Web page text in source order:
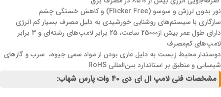
نور بدون لرزش و سوسو (Flicker Free) و کاهش خستگی چشم
سازگاری با سیستم‌های روشنایی خورشیدی به دلیل مصرف بسیار کم انرژی
دارای طول عمر بیش از25000 ساعت، 25 برابر لامپ‌های رشته‌ای و 3 برابر
لامپ‌های کم‌مصرف
دوستدار محیط زیست به دلیل عاری بودن از مواد سمی جیوه، سرب و گازهای
شیمیایی و منطبق بر استاندارد بین‌المللی RoHS
مشخصات فنی لامپ ال ای دی 40 وات پارس شهاب: